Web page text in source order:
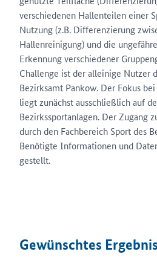
verschiedenen Hallenteilen einer
Nutzung (z.B. Differenzierung
Hallenreinigung) und die
Erkennung verschiedener
Challenge ist der alleinige Nutzer
Bezirksamt Pankow. Der Fokus
liegt zunächst ausschließlich auf
Bezirkssportanlagen. Der Zugang
durch den Fachbereich Sport des
Benötigte Informationen und
gestellt.
Gewünschtes Ergebnis